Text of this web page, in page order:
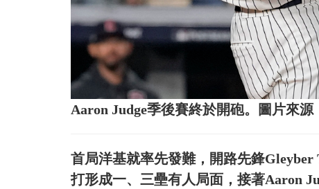
Aaron Judge季後賽終於開砲。圖片來源
首局洋基就率先發難，開路先鋒
打形成一、三壘有人局面，接著Aaron